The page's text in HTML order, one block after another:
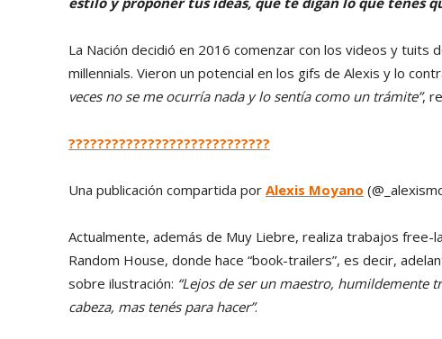
La Nación decidió en 2016 comenzar con los videos y tuits
millennials. Vieron un potencial en los gifs de Alexis y lo
veces no se me ocurría nada y lo sentía como un trámite”,
????????????????????????????
Una publicación compartida por Alexis Moyano
Actualmente, además de Muy Liebre, realiza trabajos free-
Random House, donde hace “book-trailers”, es decir,
sobre ilustración: “Lejos de ser un maestro, humildemente
cabeza, mas tenés para hacer”.